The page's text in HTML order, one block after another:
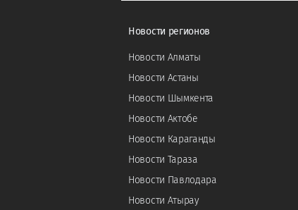
Новости регионов
Новости Алматы
Новости Астаны
Новости Шымкента
Новости Актобе
Новости Караганды
Новости Тараза
Новости Павлодара
Новости Атырау